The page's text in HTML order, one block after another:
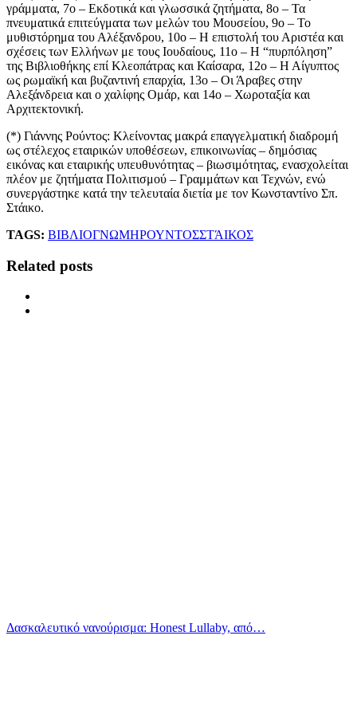
γράμματα, 7ο – Εκδοτικά και γλωσσικά ζητήματα, 8ο – Τα
πνευματικά επιτεύγματα των μελών του Μουσείου, 9ο – Το
μυθιστόρημα του Αλέξανδρου, 10ο – Η επιστολή του Αριστέα και
σχέσεις των Ελλήνων με τους Ιουδαίους, 11ο – Η “πυρπόληση”
της Βιβλιοθήκης επί Κλεοπάτρας και Καίσαρα, 12ο – Η Αίγυπτος
ως ρωμαϊκή και βυζαντινή επαρχία, 13ο – Οι Άραβες στην
Αλεξάνδρεια και ο χαλίφης Ομάρ, και 14ο – Χωροταξία και
Αρχιτεκτονική.
(*) Γιάννης Ρούντος: Κλείνοντας μακρά επαγγελματική διαδρομή
ως στέλεχος εταιρικών υποθέσεων, επικοινωνίας – δημόσιας
εικόνας και εταιρικής υπευθυνότητας – βιωσιμότητας, ενασχολείται
πλέον με ζητήματα Πολιτισμού – Γραμμάτων και Τεχνών, ενώ
συνεργάστηκε κατά την τελευταία διετία με τον Κωνσταντίνο Σπ.
Στάικο.
TAGS: ΒΙΒΛΙΟΓΝΩΜΗΡΟΥΝΤΟΣΣΤΆΙΚΟΣ
Related posts
Δασκαλευτικό νανούρισμα: Honest Lullaby, από…